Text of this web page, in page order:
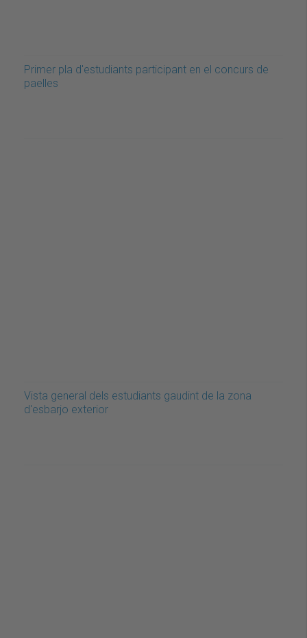
Primer pla d'estudiants participant en el concurs de
paelles
Vista general dels estudiants gaudint de la zona
d'esbarjo exterior